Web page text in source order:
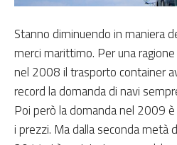
Stanno diminuendo in maniera
merci marittimo. Per una
nel 2008 il trasporto container
record la domanda di navi
Poi però la domanda nel 2009
i prezzi. Ma dalla seconda metà